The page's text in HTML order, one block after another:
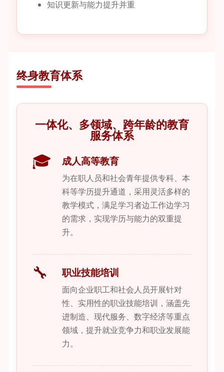
知识更新与能力提升并重
终身教育体系
一体化、多领域、跨年龄的教育
服务体系
🎓 成人高等教育
为在职人员和社会青年提供专科、本
科等学历提升通道，采用灵活多样的
教学模式，满足学习者边工作边学习
的需求，实现学历与能力的双重提
升。
🔧 职业技能培训
面向企业职工和社会人员开展针对
性、实用性的职业技能培训，涵盖先
进制造、现代服务、数字经济等重点
领域，提升就业竞争力和职业发展能
力。